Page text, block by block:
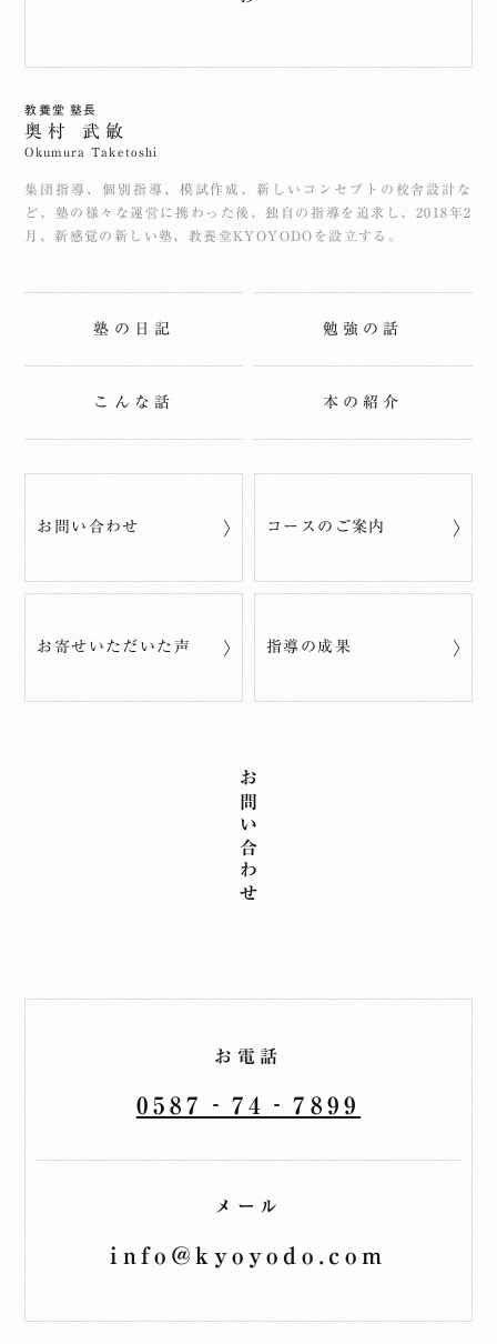
教養堂 塾長
奥村 武敏
Okumura Taketoshi
集団指導、個別指導、模試作成、新しいコンセプトの校舎設計な
ど、塾の様々な運営に携わった後、独自の指導を追求し、2018年2
月、新感覚の新しい塾、教養堂KYOYODOを設立する。
塾の日記 勉強の話
こんな話 本の紹介
お問い合わせ コースのご案内
お寄せいただいた声 指導の成果
お問い合わせ
お電話
0587‐74‐7899
メール
info@kyoyodo.com